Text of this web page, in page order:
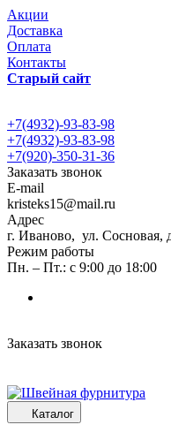
Акции
Доставка
Оплата
Контакты
Старый сайт
+7(4932)-93-83-98
+7(4932)-93-83-98
+7(920)-350-31-36
Заказать звонок
E-mail
kristeks15@mail.ru
Адрес
г. Иваново, ул. Сосновая,
Режим работы
Пн. – Пт.: с 9:00 до 18:00
Заказать звонок
Каталог